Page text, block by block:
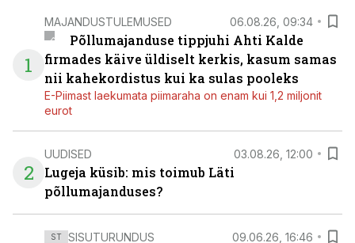
1
MAJANDUSTULEMUSED 06.08.26, 09:34
Põllumajanduse tippjuhi Ahti Kalde
firmades käive üldiselt kerkis, kasum samas
nii kahekordistus kui ka sulas pooleks
E-Piimast laekumata piimaraha on enam kui 1,2 miljonit
eurot
2
UUDISED 03.08.26, 12:00
Lugeja küsib: mis toimub Läti
põllumajanduses?
ST SISUTURUNDUS 09.06.26, 16:46